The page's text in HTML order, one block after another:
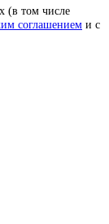
(в том числе
соглашением и с